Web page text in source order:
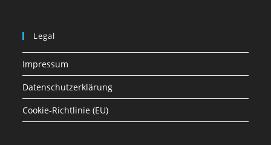
Legal
Impressum
Datenschutzerklärung
Cookie-Richtlinie (EU)